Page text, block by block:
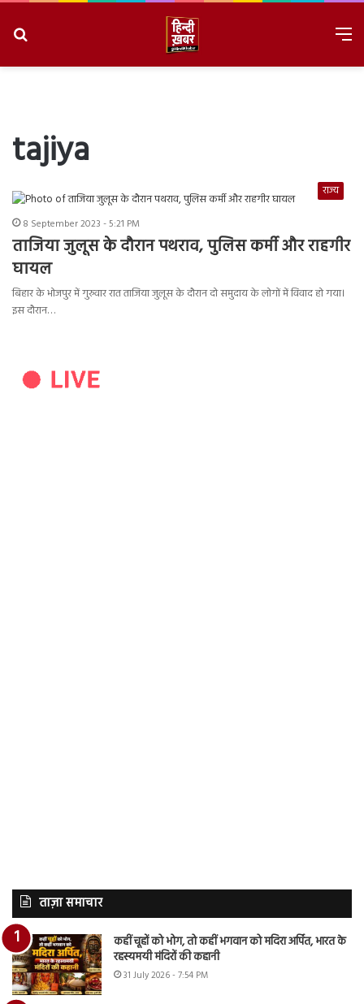
tajiya
राज्य
8 September 2023 - 5:21 PM
ताजिया जुलूस के दौरान पथराव, पुलिस कर्मी और राहगीर
घायल
बिहार के भोजपुर में गुरुवार रात ताजिया जुलूस के दौरान दो समुदाय के लोगों में विवाद हो गया।
इस दौरान…
ताज़ा समाचार
कहीं चूहों को भोग, तो कहीं भगवान को मदिरा अर्पित, भारत के
रहस्यमयी मंदिरों की कहानी
31 July 2026 - 7:54 PM